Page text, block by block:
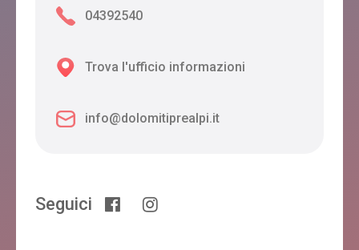
04392540
Trova l'ufficio informazioni
info@dolomitiprealpi.it
Seguici